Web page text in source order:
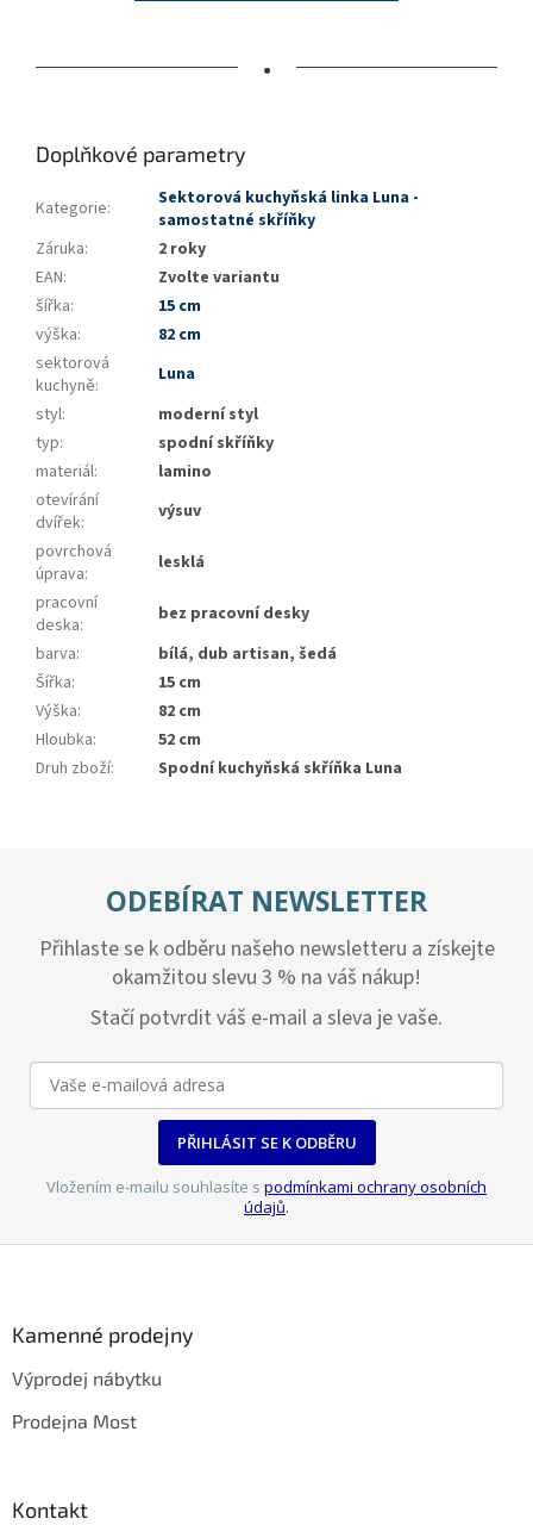
•
Doplňkové parametry
Kategorie:
Sektorová kuchyňská linka Luna -
samostatné skříňky
Záruka:
2 roky
EAN:
Zvolte variantu
šířka:
15 cm
výška:
82 cm
sektorová
kuchyně:
Luna
styl:
moderní styl
typ:
spodní skříňky
materiál:
lamino
otevírání
dvířek:
výsuv
povrchová
úprava:
lesklá
pracovní
deska:
bez pracovní desky
barva:
bílá, dub artisan, šedá
Šířka:
15 cm
Výška:
82 cm
Hloubka:
52 cm
Druh zboží: Spodní kuchyňská skříňka Luna
ODEBÍRAT NEWSLETTER
Přihlaste se k odběru našeho newsletteru a získejte
okamžitou slevu 3 % na váš nákup!
Stačí potvrdit váš e-mail a sleva je vaše.
PŘIHLÁSIT SE K ODBĚRU
Vložením e-mailu souhlasíte s podmínkami ochrany osobních
údajů.
Kamenné prodejny
Výprodej nábytku
Prodejna Most
Kontakt